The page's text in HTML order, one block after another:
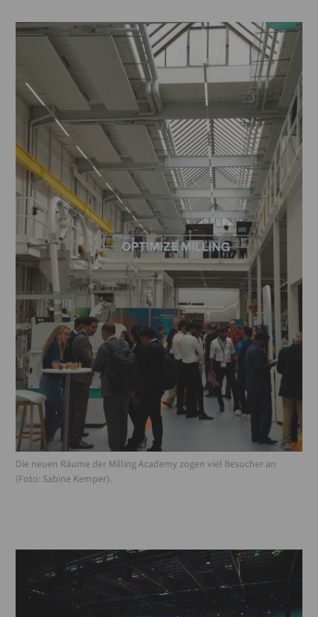
Die neuen Räume der Milling Academy zogen viel Besucher an
(Foto: Sabine Kemper).